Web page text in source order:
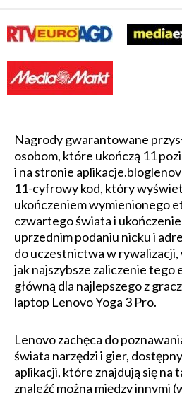
Nagrody gwarantowane
osobom, które ukończą 11
i na stronie
11-cyfrowy kod, który
ukończeniem wymienionego
czwartego świata i
uprzednim podaniu nicku i
do uczestnictwa w rywalizacji,
jak najszybsze zaliczenie tego
główną dla najlepszego z
laptop Lenovo Yoga 3 Pro.
Lenovo zachęca do
świata narzędzi i gier,
aplikacji, które znajdują się na
znaleźć można między innymi